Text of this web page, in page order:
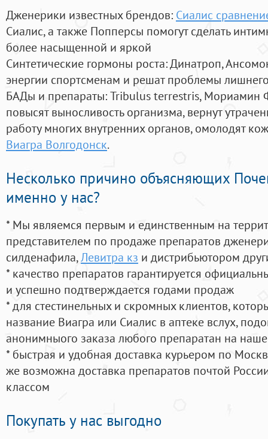
Дженерики известных брендов: Сиалис
Сиалис, а также Попперсы помогут сделать
более насыщенной и яркой
Синтетические гормоны роста: Динатроп,
энергии спортсменам и решат проблемы
БАДы и препараты:Tribulus terrestris, Мориамин
повысят выносливость организма, вернут
работу многих внутренних органов, омолодят
Виагра Волгодонск.
Несколько причино объясняющих
именно у нас?
* Мы являемся первым и единственным на
представителем по продаже препаратов
силденафила,Левитра кз и дистрибьютором
* качество препаратов гарантируется
и успешно подтверждается годами продаж
* для стестинельных и скромных клиентов,
название Виагра или Сиалис в аптеке вслух,
анонимныого заказа любого препаратан на
* быстрая и удобная доставка курьером по
же возможна доставка препаратов почтой
классом
Покупать у нас выгодно